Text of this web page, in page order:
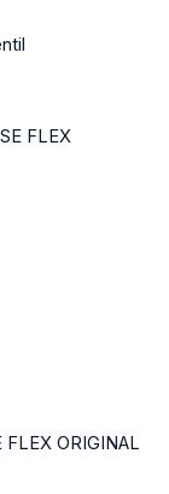
ORIGINAL